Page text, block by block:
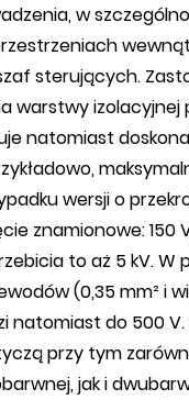
w
sterujących.
warstwy izolacyjnej
natomiast
wersji o
znamionowe: 150
to aż 5 kV. W
(0,35 mm² i
natomiast do 500
przy tym
jak i